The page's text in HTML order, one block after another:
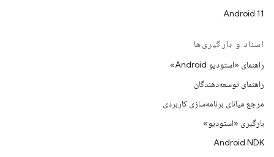
Android 11
اسناد و بارگیری‌ها
راهنمای «استودیو Android»
راهنمای توسعه‌دهندگان
مرجع میانای برنامه‌سازی کاربردی
بارگیری «استودیو»
Android NDK